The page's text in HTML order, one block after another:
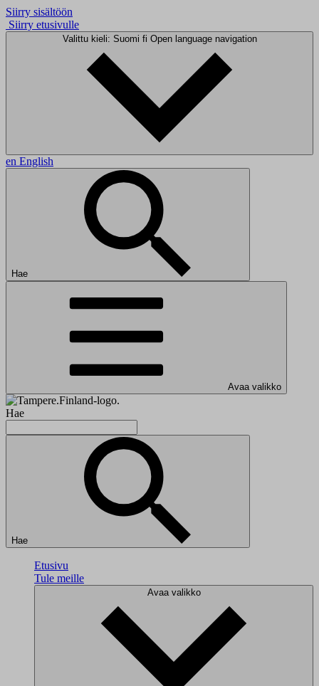
Siirry sisältöön
Siirry etusivulle
Valittu kieli: Suomi fi Open language navigation
en English
Hae
Avaa valikko
Hae
Hae
Etusivu
Tule meille
Avaa valikko